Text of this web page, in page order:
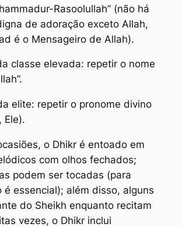
Rasoolullah” (não há
de adoração exceto Allah,
é o Mensageiro de Allah).
classe elevada: repetir o nome
elite: repetir o pronome divino
Ele).
o Dhikr é entoado em
com olhos fechados;
podem ser tocadas (para
é essencial); além disso, alguns
do Sheikh enquanto recitam
vezes, o Dhikr inclui